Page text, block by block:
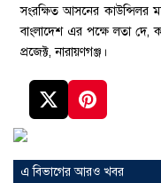
সংরক্ষিত আসনের কাউন্সিলর
বাংলাদেশ এর পক্ষে লতা দে,
প্রজেক্ট, নারায়ণগঞ্জ।
এ বিভাগের আরও খবর